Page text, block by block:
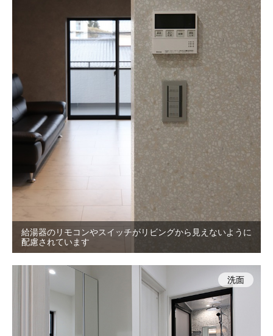
給湯器のリモコンやスイッチがリビングから見えないように
配慮されています
洗面